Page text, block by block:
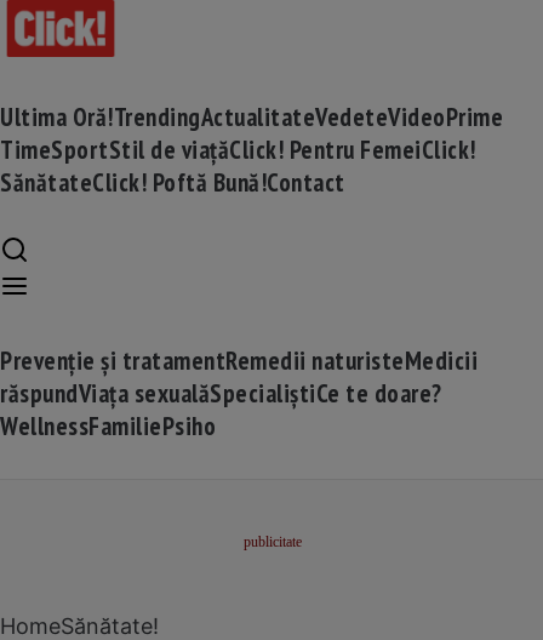
Ultima Oră!TrendingActualitateVedeteVideoPrime
TimeSportStil de viațăClick! Pentru FemeiClick!
SănătateClick! Poftă Bună!Contact
Prevenție și tratamentRemedii naturisteMedicii
răspundViața sexualăSpecialiștiCe te doare?
WellnessFamiliePsiho
HomeSănătate!